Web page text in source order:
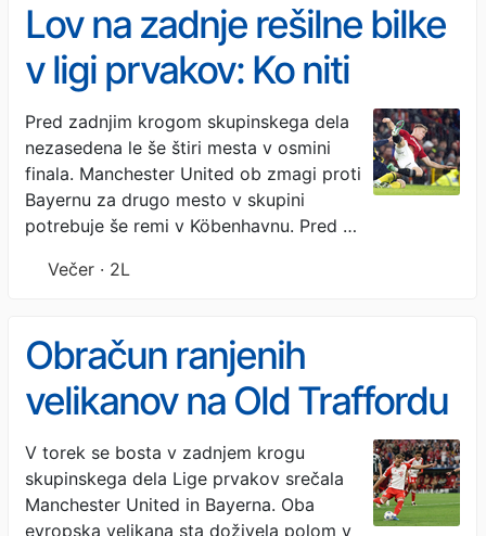
Lov na zadnje rešilne bilke
v ligi prvakov: Ko niti
zmaga proti velikanu ni
dovolj
Pred zadnjim krogom skupinskega dela
nezasedena le še štiri mesta v osmini
finala. Manchester United ob zmagi proti
Bayernu za drugo mesto v skupini
potrebuje še remi v Köbenhavnu. Pred …
Večer · 2L
Obračun ranjenih
velikanov na Old Traffordu
precej bolj pommeben za
rdeče vrage
V torek se bosta v zadnjem krogu
skupinskega dela Lige prvakov srečala
Manchester United in Bayerna. Oba
evropska velikana sta doživela polom v